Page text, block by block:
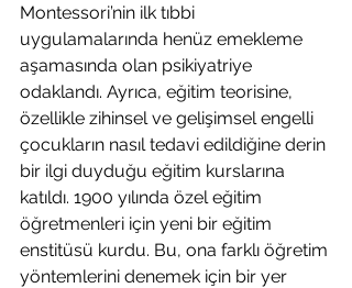
Montessori’nin ilk tıbbi
uygulamalarında henüz emekleme
aşamasında olan psikiyatriye
odaklandı. Ayrıca, eğitim teorisine,
özellikle zihinsel ve gelişimsel engelli
çocukların nasıl tedavi edildiğine derin
bir ilgi duyduğu eğitim kurslarına
katıldı. 1900 yılında özel eğitim
öğretmenleri için yeni bir eğitim
enstitüsü kurdu. Bu, ona farklı öğretim
yöntemlerini denemek için bir yer